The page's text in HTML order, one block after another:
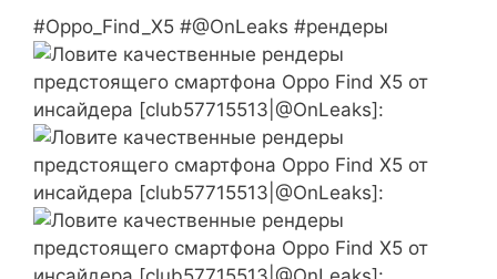
#Oppo_Find_X5 #@OnLeaks #рендеры